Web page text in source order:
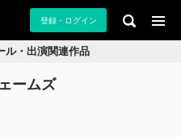
登録・ログイン
ル・出演関連作品
ームズ